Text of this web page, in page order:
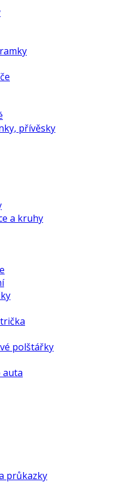
přívěsky
a kruhy
polštářky
auta
průkazky